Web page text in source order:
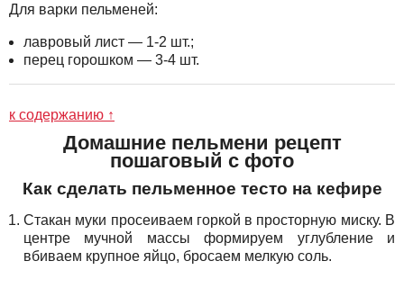
Для варки пельменей:
лавровый лист — 1-2 шт.;
перец горошком — 3-4 шт.
к содержанию ↑
Домашние пельмени рецепт
пошаговый с фото
Как сделать пельменное тесто на кефире
Стакан муки просеиваем горкой в просторную миску. В
центре мучной массы формируем углубление и
вбиваем крупное яйцо, бросаем мелкую соль.